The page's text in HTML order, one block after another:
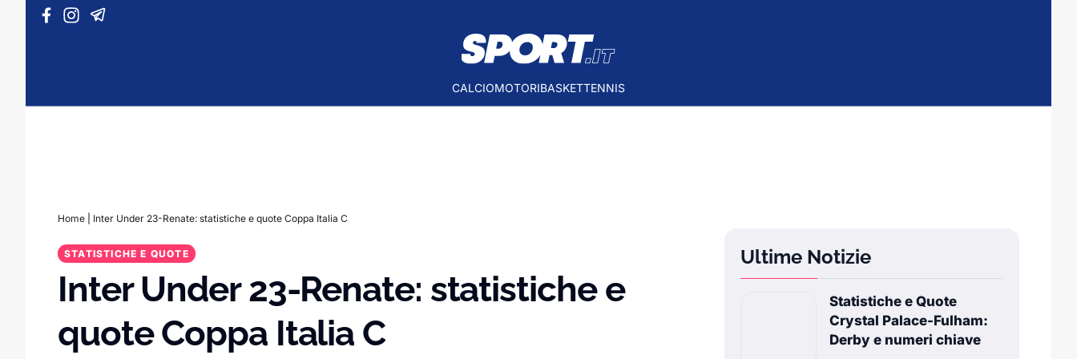
Vai al contenuto
CALCIOMOTORIBASKETTENNIS
Home Inter Under 23-Renate: statistiche e quote Coppa Italia C
STATISTICHE E QUOTE
Inter Under 23-Renate: statistiche e
quote Coppa Italia C
Ultime Notizie
Statistiche e Quote
Crystal Palace-Fulham:
Derby e numeri chiave